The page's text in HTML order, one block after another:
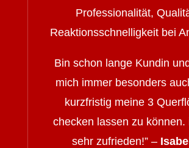
Professionalität,
Reaktionsschnelligkeit bei
Bin schon lange Kundin
mich immer besonders
kurzfristig meine 3
checken lassen zu können.
sehr zufrieden!” –